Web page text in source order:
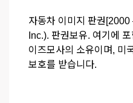
자동차 이미지 판권
Inc.). 판권보유. 여기에
이즈모사의 소유이며, 미
보호를 받습니다.